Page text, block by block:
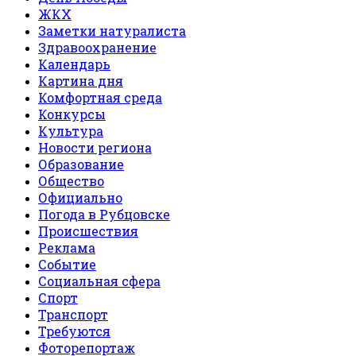
ЖКХ
Заметки натуралиста
Здравоохранение
Календарь
Картина дня
Комфортная среда
Конкурсы
Культура
Новости региона
Образование
Общество
Официально
Погода в Рубцовске
Происшествия
Реклама
Событие
Социальная сфера
Спорт
Транспорт
Требуются
Фоторепортаж